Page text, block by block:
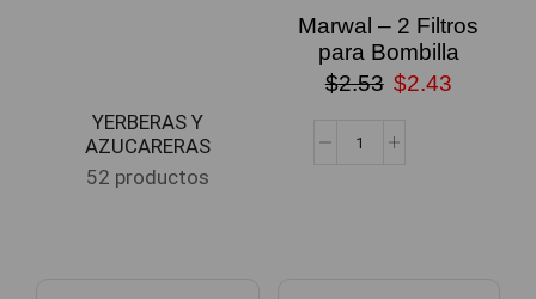
YERBERAS Y
AZUCARERAS
52 productos
Marwal – 2 Filtros
para Bombilla
$2.53 $2.43